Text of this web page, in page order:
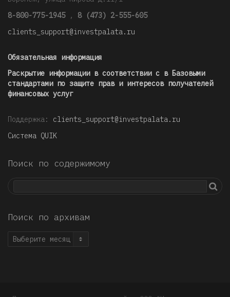
8-800-775-1945 , 8 (473) 2-555-605
clients_support@investpalata.ru
Обязательная информация
Раскрытие информации в соответствии с в Базовыми
стандартами по защите прав и интересов получателей
финансовых услуг
Поддержка: clients_support@investpalata.ru
Система QUIK
Поиск по содержимому
Поиск по архивам
Поиск